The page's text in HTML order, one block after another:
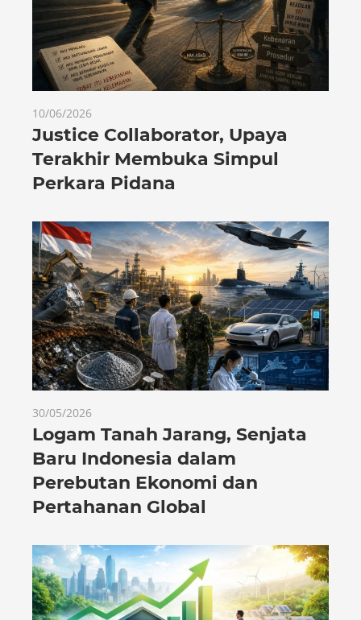
10/06/2026
Justice Collaborator, Upaya
Terakhir Membuka Simpul
Perkara Pidana
30/05/2026
Logam Tanah Jarang, Senjata
Baru Indonesia dalam
Perebutan Ekonomi dan
Pertahanan Global